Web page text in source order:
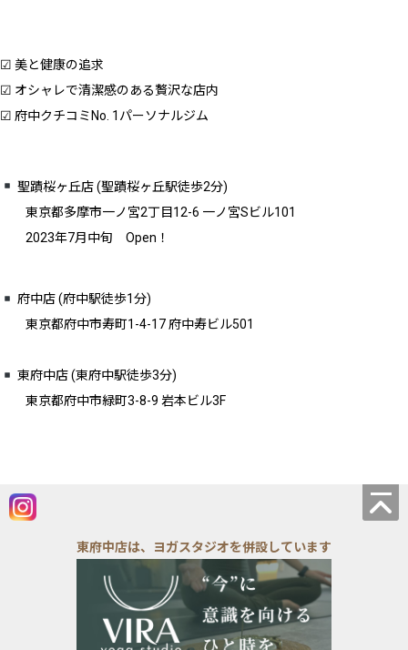
☑︎ 美と健康の追求
☑︎ オシャレで清潔感のある贅沢な店内
☑︎ 府中クチコミNo. 1パーソナルジム
聖蹟桜ヶ丘店 (聖蹟桜ヶ丘駅徒歩2分)
東京都多摩市一ノ宮2丁目12-6 一ノ宮Sビル101
2023年7月中旬 Open！
府中店 (府中駅徒歩1分)
東京都府中市寿町1-4-17 府中寿ビル501
東府中店 (東府中駅徒歩3分)
東京都府中市緑町3-8-9 岩本ビル3F
東府中店は、ヨガスタジオを併設しています